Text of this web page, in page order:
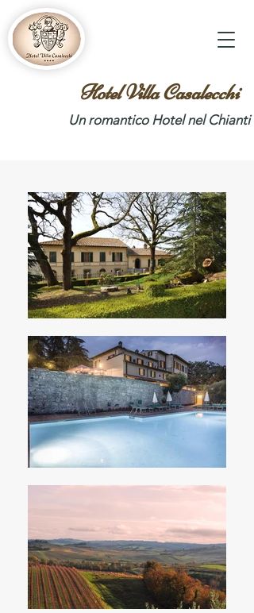
Hotel Villa Casalecchi
Un romantico Hotel nel Chianti